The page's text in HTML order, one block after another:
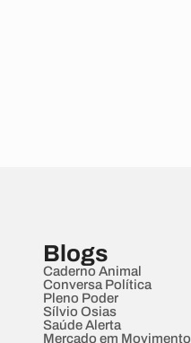
Blogs
Caderno Animal
Conversa Política
Pleno Poder
Sílvio Osias
Saúde Alerta
Mercado em Movimento